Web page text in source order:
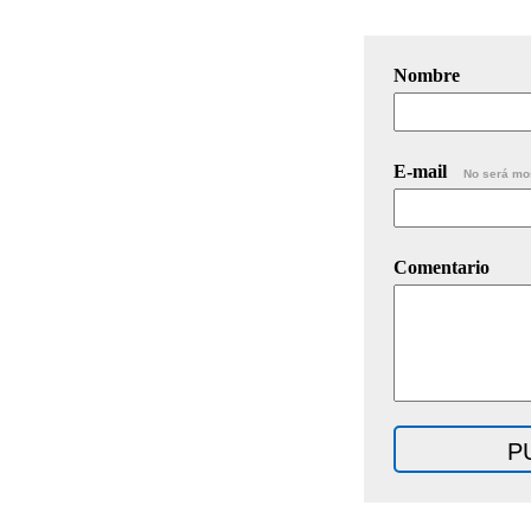
Nombre
E-mail No será
Comentario